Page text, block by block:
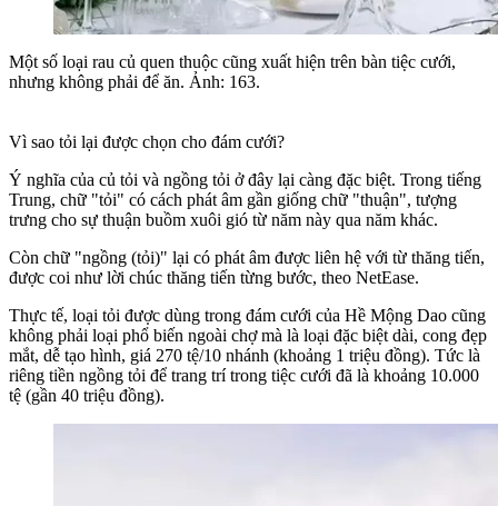
Một số loại rau củ quen thuộc cũng xuất hiện trên bàn tiệc cưới,
nhưng không phải để ăn. Ảnh: 163.
Vì sao tỏi lại được chọn cho đám cưới?
Ý nghĩa của củ tỏi và ngồng tỏi ở đây lại càng đặc biệt. Trong tiếng
Trung, chữ "tỏi" có cách phát âm gần giống chữ "thuận", tượng
trưng cho sự thuận buồm xuôi gió từ năm này qua năm khác.
Còn chữ "ngồng (tỏi)" lại có phát âm được liên hệ với từ thăng tiến,
được coi như lời chúc thăng tiến từng bước, theo NetEase.
Thực tế, loại tỏi được dùng trong đám cưới của Hề Mộng Dao cũng
không phải loại phổ biến ngoài chợ mà là loại đặc biệt dài, cong đẹp
mắt, dễ tạo hình, giá 270 tệ/10 nhánh (khoảng 1 triệu đồng). Tức là
riêng tiền ngồng tỏi để trang trí trong tiệc cưới đã là khoảng 10.000
tệ (gần 40 triệu đồng).